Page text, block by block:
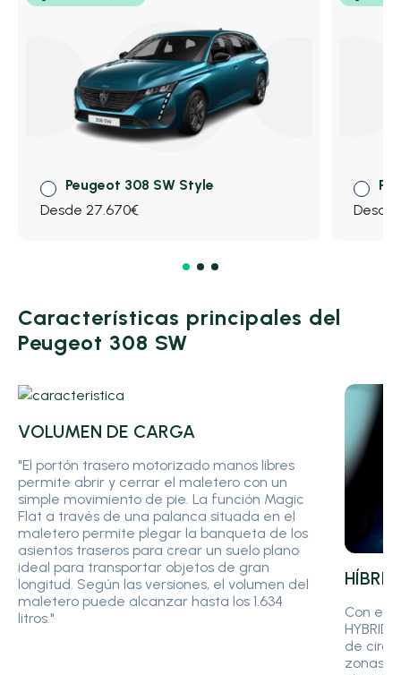
Peugeot 308 SW Style
Desde 27.670€
Desde
Características principales del
Peugeot 308 SW
VOLUMEN DE CARGA
"El portón trasero motorizado manos libres
permite abrir y cerrar el maletero con un
simple movimiento de pie. La función Magic
Flat a través de una palanca situada en el
maletero permite plegar la banqueta de los
asientos traseros para crear un suelo plano
ideal para transportar objetos de gran
longitud. Según las versiones, el volumen del
maletero puede alcanzar hasta los 1.634
litros."
Con el
de
zonas